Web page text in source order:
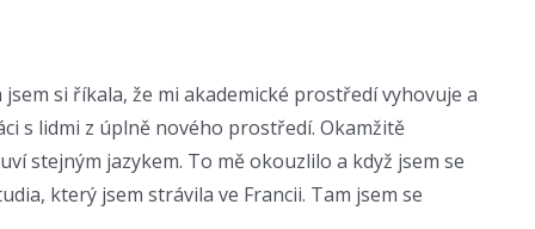
si říkala, že mi akademické prostředí vyhovuje a
s lidmi z úplně nového prostředí. Okamžitě
stejným jazykem. To mě okouzlilo a když jsem se
který jsem strávila ve Francii. Tam jsem se